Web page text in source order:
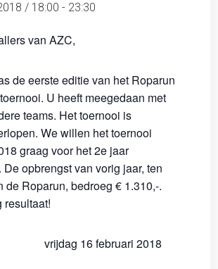
/ 18:00 - 23:30
van AZC,
de eerste editie van het Roparun
U heeft meegedaan met
teams. Het toernooi is
We willen het toernooi
graag voor het 2e jaar
opbrengst van vorig jaar, ten
de Roparun, bedroeg € 1.310,-.
resultaat!
16 februari 2018